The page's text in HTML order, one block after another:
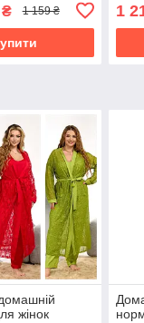
1 159 ₴ 1
жінок